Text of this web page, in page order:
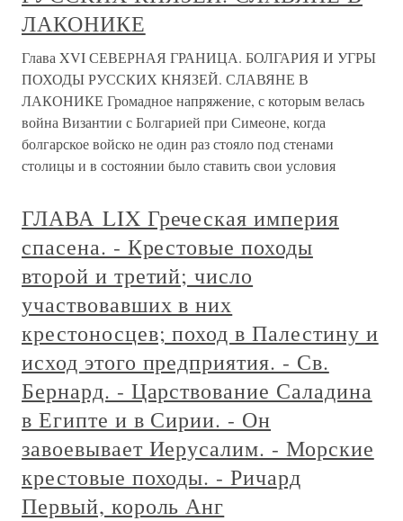
ЛАКОНИКЕ
Глава XVI СЕВЕРНАЯ ГРАНИЦА. БОЛГАРИЯ И УГРЫ
ПОХОДЫ РУССКИХ КНЯЗЕЙ. СЛАВЯНЕ В
ЛАКОНИКЕ Громадное напряжение, с которым велась
война Византии с Болгарией при Симеоне, когда
болгарское войско не один раз стояло под стенами
столицы и в состоянии было ставить свои условия
ГЛАВА LIX Греческая империя
спасена. - Крестовые походы
второй и третий; число
участвовавших в них
крестоносцев; поход в Палестину и
исход этого предприятия. - Св.
Бернард. - Царствование Саладина
в Египте и в Сирии. - Он
завоевывает Иерусалим. - Морские
крестовые походы. - Ричард
Первый, король Анг